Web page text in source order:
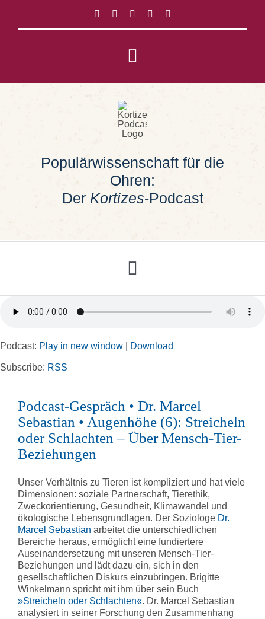
springen
Toggle
Navigation
Impressum
Datenschutz
Populärwissenschaft für die
Ohren:
Der Kortizes-Podcast
Toggle
Navigation
Home
Rubriken
Podcast: Play in new window Download
Subscribe: RSS
Podcast-Gespräch • Dr. Marcel
Sebastian • Augenhöhe (6): Streicheln
oder Schlachten – Über Mensch-Tier-
Beziehungen
Unser Verhältnis zu Tieren ist kompliziert und hat viele
Dimensionen: soziale Partnerschaft, Tierethik,
Zweckorientierung, Gesundheit, Klimawandel und
ökologische Lebensgrundlagen. Der Soziologe Dr.
Marcel Sebastian arbeitet die unterschiedlichen
Bereiche heraus, ermöglicht eine fundiertere
Auseinandersetzung mit unseren Mensch-Tier-
Beziehungen und lädt dazu ein, sich in den
gesellschaftlichen Diskurs einzubringen. Brigitte
Winkelmann spricht mit ihm über sein Buch
»Streicheln oder Schlachten«. Dr. Marcel Sebastian
analysiert in seiner Forschung den Zusammenhang